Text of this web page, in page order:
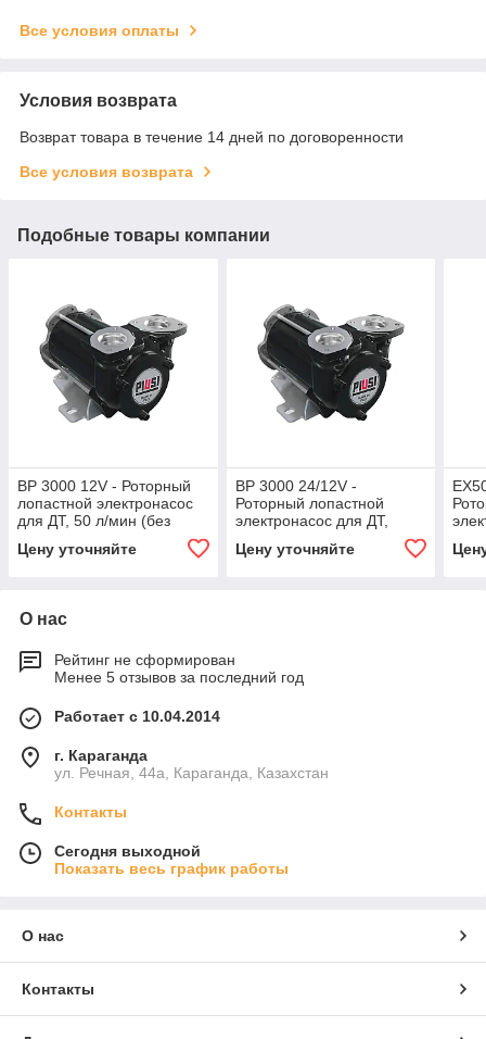
Все условия оплаты
Условия возврата
Возврат товара в течение 14 дней по договоренности
Все условия возврата
Подобные товары компании
BP 3000 12V - Роторный
лопастной электронасос
для ДТ, 50 л/мин (без
фланцев и электроком/)
PIUSI
Цену уточняйте
BP 3000 24/12V -
Роторный лопастной
электронасос для ДТ,
50/30 л/мин (без фланцев
и эл.ком.), PIUSI
Цену уточняйте
О нас
Рейтинг не сформирован
Менее 5 отзывов за последний год
Работает с 10.04.2014
г. Караганда
ул. Речная, 44а, Караганда, Казахстан
Контакты
Сегодня выходной
Показать весь график работы
О нас
Контакты